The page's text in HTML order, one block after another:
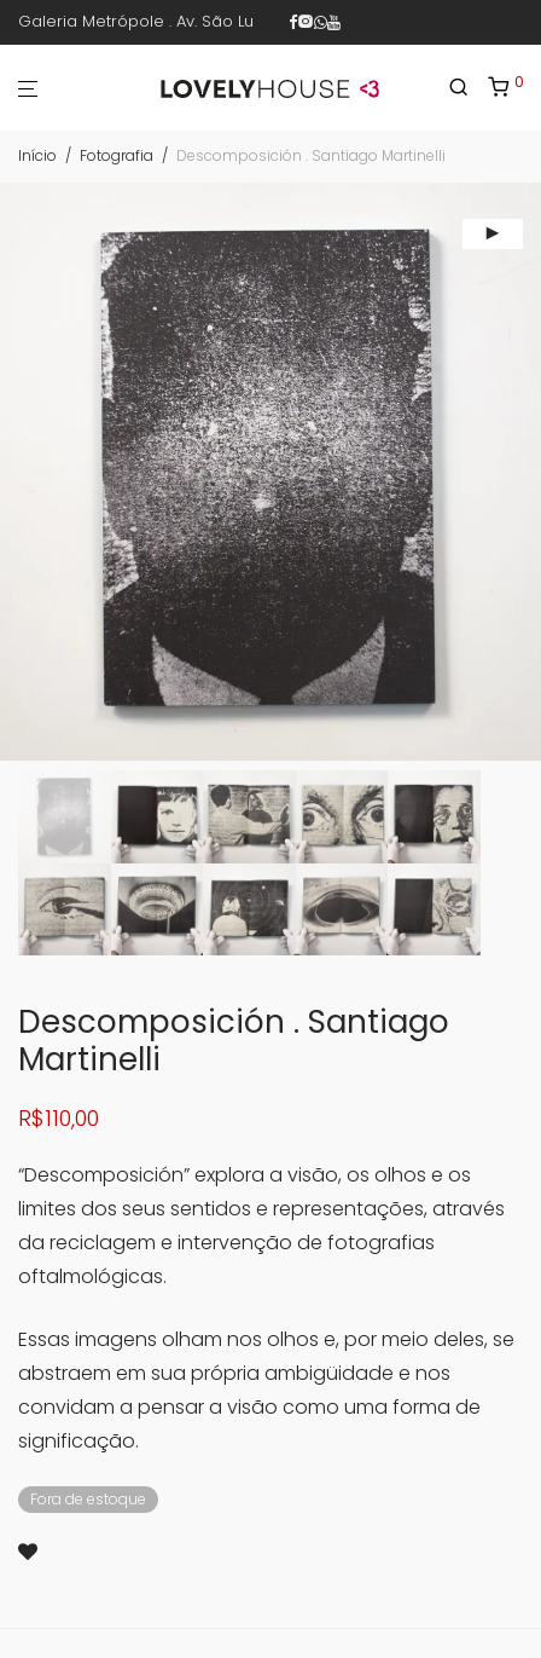
Galeria Metrópole . Av. São Luís 187 . sala 30 . 1º piso . República .
0
Início / Fotografia / Descomposición . Santiago Martinelli
Descomposición . Santiago
Martinelli
R$110,00
“Descomposición” explora a visão, os olhos e os
limites dos seus sentidos e representações, através
da reciclagem e intervenção de fotografias
oftalmológicas.
Essas imagens olham nos olhos e, por meio deles, se
abstraem em sua própria ambigüidade e nos
convidam a pensar a visão como uma forma de
significação.
Fora de estoque